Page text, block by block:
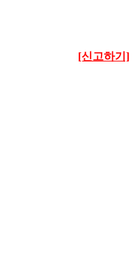
[신고하기]